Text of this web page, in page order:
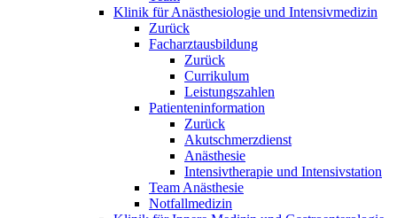
Klinik für Anästhesiologie und Intensivmedizin
Zurück
Facharztausbildung
Zurück
Currikulum
Leistungszahlen
Patienteninformation
Zurück
Akutschmerzdienst
Anästhesie
Intensivtherapie und Intensivstation
Team Anästhesie
Notfallmedizin